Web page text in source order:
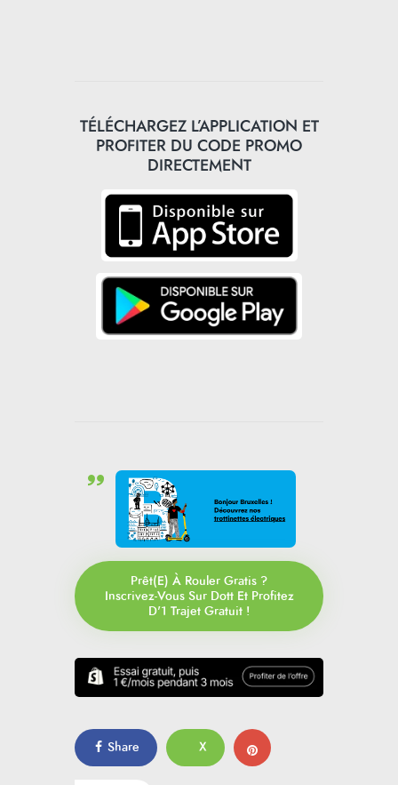
TÉLÉCHARGEZ L’APPLICATION ET
PROFITER DU CODE PROMO
DIRECTEMENT
Prêt(e) À Rouler Gratis ?
Inscrivez-Vous Sur Dott Et Profitez
D'1 Trajet Gratuit !
Share X